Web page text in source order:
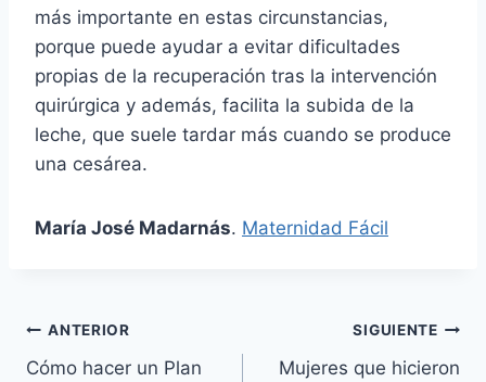
más importante en estas circunstancias,
porque puede ayudar a evitar dificultades
propias de la recuperación tras la intervención
quirúrgica y además, facilita la subida de la
leche, que suele tardar más cuando se produce
una cesárea.
María José Madarnás. Maternidad Fácil
Navegación
ANTERIOR
Cómo hacer un Plan
SIGUIENTE
Mujeres que hicieron